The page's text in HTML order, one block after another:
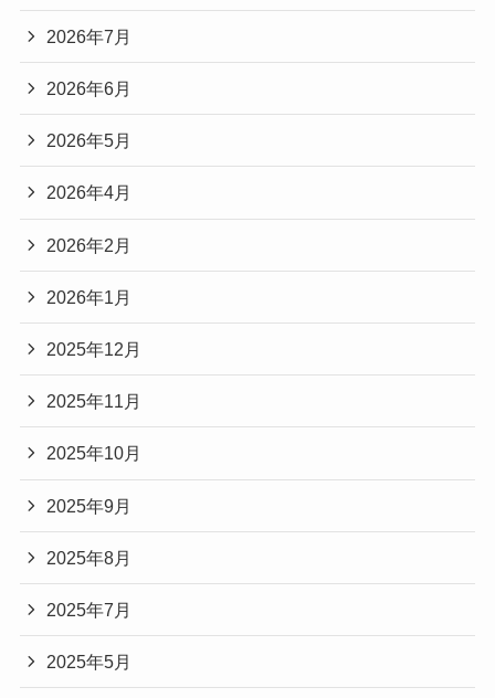
2026年7月
2026年6月
2026年5月
2026年4月
2026年2月
2026年1月
2025年12月
2025年11月
2025年10月
2025年9月
2025年8月
2025年7月
2025年5月